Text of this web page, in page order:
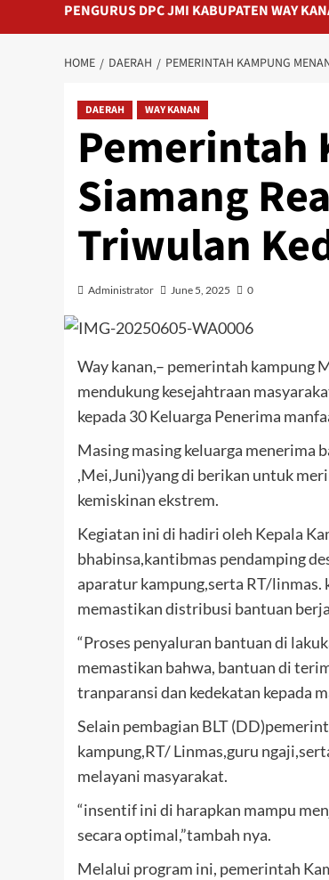
PENGURUS DPC JMI KABUPATEN WAY
HOME DAERAH PEMERINTAH KAMPUNG
DAERAH WAY KANAN
Pemerintah
Siamang
Triwulan
Administrator June 5, 2025 0
Way kanan,– pemerintah kampung
mendukung kesejahtraan
kepada 30 Keluarga Penerima
Masing masing keluarga menerima
,Mei,Juni)yang di berikan untuk
kemiskinan ekstrem.
Kegiatan ini di hadiri oleh Kepala
bhabinsa,kantibmas pendamping
aparatur kampung,serta RT/
memastikan distribusi bantuan
“Proses penyaluran bantuan di
memastikan bahwa, bantuan di
tranparansi dan kedekatan kepada
Selain pembagian BLT
kampung,RT/ Linmas,guru
melayani masyarakat.
“insentif ini di harapkan mampu
secara optimal,”tambah nya.
Melalui program ini, pemerintah